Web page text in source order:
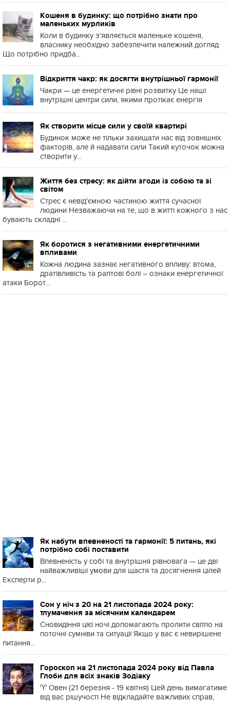
Кошеня в будинку: що потрібно знати про
маленьких мурликів
Коли в будинку з'являється маленьке кошеня,
власнику необхідно забезпечити належний догляд
Що потрібно придба...
Відкриття чакр: як досягти внутрішньої гармонії
Чакри — це енергетичні рівні розвитку Це наші
внутрішні центри сили, якими протікає енергія
Як створити місце сили у своїй квартирі
Будинок може не тільки захищати нас від зовнішніх
факторів, але й надавати сили Такий куточок можна
створити у...
Життя без стресу: як дійти згоди із собою та зі
світом
Стрес є невід'ємною частиною життя сучасної
людини Незважаючи на те, що в житті кожного з нас
бувають складні ...
Як боротися з негативними енергетичними
впливами
Кожна людина зазнає негативного впливу: втома,
дратівливість та раптові болі – ознаки енергетичної
атаки Борот...
Як набути впевненості та гармонії: 5 питань, які
потрібно собі поставити
Впевненість у собі та внутрішня рівновага — це дві
найважливіші умови для щастя та досягнення цілей
Експерти р...
Сон у ніч з 20 на 21 листопада 2024 року:
тлумачення за місячним календарем
Сновидіння цієї ночі допомагають пролити світло на
поточні сумніви та ситуації Якщо у вас є невирішене
питання...
Гороскоп на 21 листопада 2024 року від Павла
Глоби для всіх знаків Зодіаку
♈️ Овен (21 березня - 19 квітня) Цей день вимагатиме
від вас рішучості Не відкладайте важливих справ,